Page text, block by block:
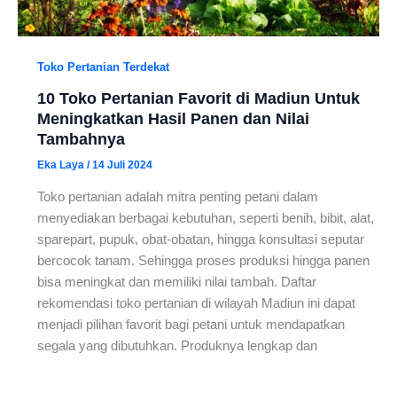
Toko Pertanian Terdekat
10 Toko Pertanian Favorit di Madiun Untuk
Meningkatkan Hasil Panen dan Nilai
Tambahnya
Eka Laya /14 Juli 2024
Toko pertanian adalah mitra penting petani dalam
menyediakan berbagai kebutuhan, seperti benih, bibit, alat,
sparepart, pupuk, obat-obatan, hingga konsultasi seputar
bercocok tanam. Sehingga proses produksi hingga panen
bisa meningkat dan memiliki nilai tambah. Daftar
rekomendasi toko pertanian di wilayah Madiun ini dapat
menjadi pilihan favorit bagi petani untuk mendapatkan
segala yang dibutuhkan. Produknya lengkap dan